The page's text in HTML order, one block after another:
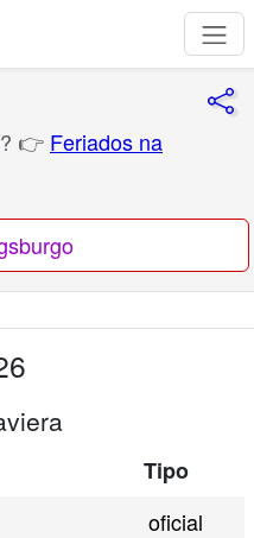
👉 Feriados na
Tipo
oficial